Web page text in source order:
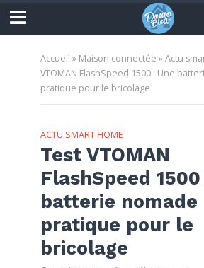
Accueil » Maison connectée »Actu
VTOMAN FlashSpeed 1500 : Une
pratique pour le bricolage
ACTU SMART HOME
Test VTOMAN
FlashSpeed
batterie nomade
pratique pour le
bricolage